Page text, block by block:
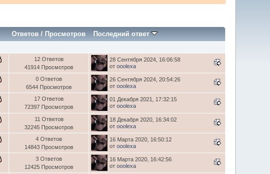
Ответов / Просмотров Последний ответ
12 Ответов
41914 Просмотров
28 Сентября 2024, 16:06:58
отooolexa
0 Ответов
6544 Просмотров
26 Сентября 2024, 20:54:26
отooolexa
17 Ответов
72397 Просмотров
01 Декабря 2021, 17:32:15
отooolexa
11 Ответов
32245 Просмотров
18 Декабря 2020, 16:34:02
отooolexa
4 Ответов
14843 Просмотров
16 Марта 2020, 16:50:12
отooolexa
3 Ответов
12425 Просмотров
16 Марта 2020, 16:42:56
отooolexa